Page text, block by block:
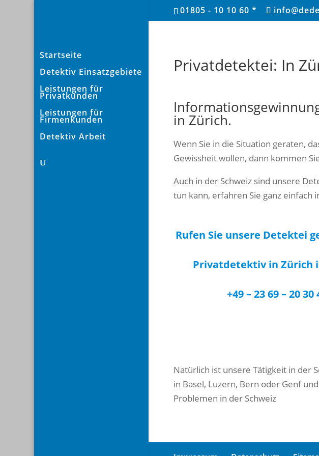
01805 - 10 10 60 *
Startseite
Detektiv Einsatzgebiete
Leistungen für
Privatkunden
Leistungen für
Firmenkunden
Detektiv Arbeit
Privatdetektei: In
in Zürich.
Wenn Sie in die Situation geraten,
Gewissheit wollen, dann kommen
Auch in der Schweiz sind unsere
tun kann, erfahren Sie ganz
Rufen Sie unsere Detektei
Privatdetektiv in Zürich
+49 – 23 69 – 20 30
Natürlich ist unsere Tätigkeit in der
in Basel, Luzern, Bern oder Genf
Problemen in der Schweiz